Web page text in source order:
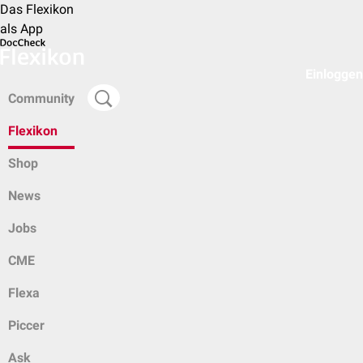
Das Flexikon
als App
Community
Flexikon
Shop
News
Jobs
CME
Flexa
Piccer
Ask